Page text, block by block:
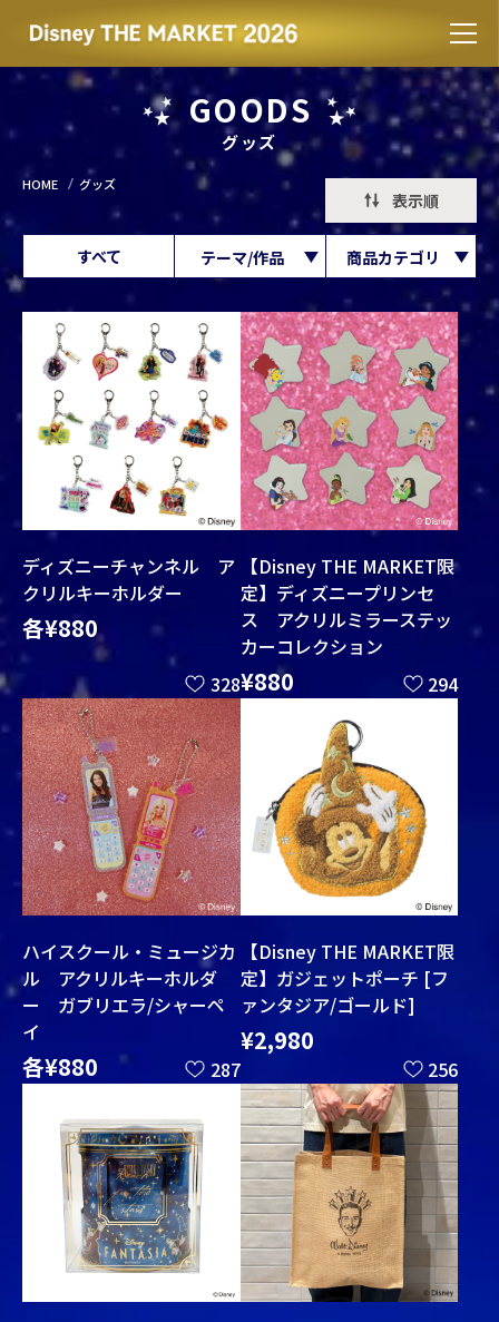
GOODS
グッズ
HOME グッズ
表示順
すべて テーマ/作品 商品カテゴリ
328
ディズニーチャンネル ア
クリルキーホルダー
各¥880
294
【Disney THE MARKET限
定】ディズニープリンセ
ス アクリルミラーステッ
カーコレクション
¥880
287
ハイスクール・ミュージカ
ル アクリルキーホルダ
ー ガブリエラ/シャーペ
イ
各¥880 256
【Disney THE MARKET限
定】ガジェットポーチ [フ
ァンタジア/ゴールド]
¥2,980